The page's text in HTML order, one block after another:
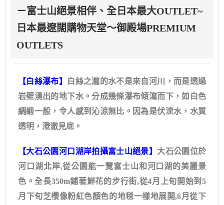
－富士山絕景相伴、全日本最大OUTLET~
日本最遼闊購物天堂～御殿場PREMIUM
OUTLETS
【白絲瀑布】
白絲之瀧的水不是來自河川，而是透過
岩壁湧出的地下水。分成幾條瀑布傾瀉而下，如白色
綢緞一般，令人感到沁涼無比。因為是伏流水，水質
透明，澄澈見底。
【大石公園河口湖岸拍攝富士山絕景】 大石公園位於
河口湖北岸,從公園能一覽富士山和河口湖的美麗景
色。全長350m鋪著鮮花的步行街,從4月上旬開始到5
月下旬芝櫻像粉紅色顏色的地毯一樣地展開,6月從下